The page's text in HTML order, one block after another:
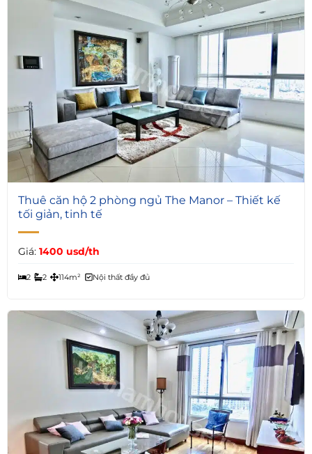
7
Thuê căn hộ 2 phòng ngủ The Manor – Thiết kế
tối giản, tinh tế
Giá: 1400 usd/th
2 2 114m² Nội thất đầy đủ